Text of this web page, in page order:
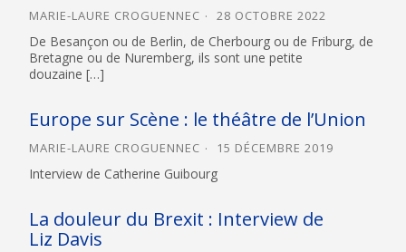
MARIE-LAURE CROGUENNEC 28 OCTOBRE 2022
De Besançon ou de Berlin, de Cherbourg ou de Friburg, de
Bretagne ou de Nuremberg, ils sont une petite
douzaine […]
Europe sur Scène : le théâtre de l’Union
MARIE-LAURE CROGUENNEC 15 DÉCEMBRE 2019
Interview de Catherine Guibourg
La douleur du Brexit : Interview de
Liz Davis